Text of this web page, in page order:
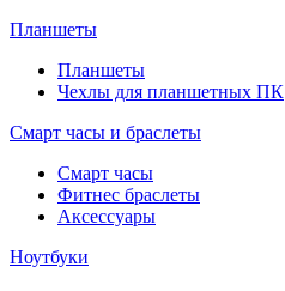
Планшеты
Планшеты
Чехлы для планшетных ПК
Смарт часы и браслеты
Смарт часы
Фитнес браслеты
Аксессуары
Ноутбуки